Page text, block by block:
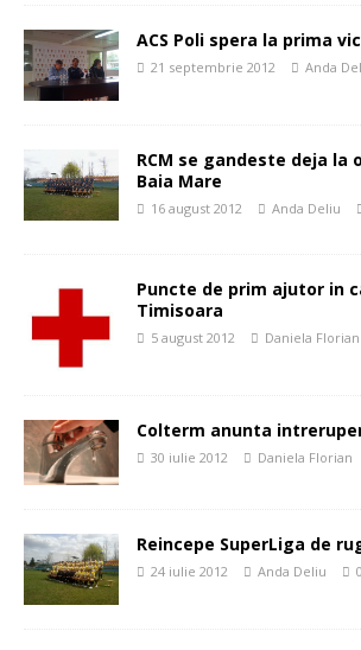
ACS Poli spera la prima
21 septembrie 2012 Anda
RCM se gandeste deja la
Baia Mare
16 august 2012 Anda Deliu
Puncte de prim ajutor in
Timisoara
5 august 2012 Daniela Florian
Colterm anunta
30 iulie 2012 Daniela Florian
Reincepe SuperLiga de
24 iulie 2012 Anda Deliu 0